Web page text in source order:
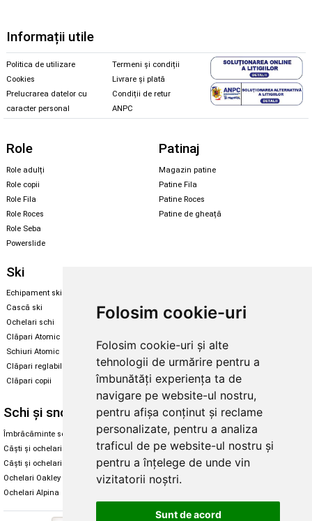
Folosim cookie-uri
Folosim cookie-uri și alte
tehnologii de urmărire pentru a
îmbunătăți experiența ta de
navigare pe website-ul nostru,
pentru afișa conținut și reclame
personalizate, pentru a analiza
traficul de pe website-ul nostru și
pentru a înțelege de unde vin
vizitatorii noștri.
Sunt de acord
Informații utile
Politica de utilizare
Cookies
Prelucrarea datelor cu
caracter personal
Termeni și condiții
Livrare și plată
Condiții de retur
ANPC
Role
Role adulți
Role copii
Role Fila
Role Roces
Role Seba
Powerslide
Patinaj
Magazin patine
Patine Fila
Patine Roces
Patine de gheață
Ski
Echipament ski
Cască ski
Ochelari schi
Clăpari Atomic
Schiuri Atomic
Clăpari reglabili
Clăpari copii
Echipament snowboard
Skate & longboard
Santa Cruz
Enuff Skateboards
Schi și snowboard
Îmbrăcăminte schi și snowboard
Căști și ochelari de iarnă
Căști și ochelari Alpina
Ochelari Oakley
Ochelari Alpina
Diverse
Cum aleg rolele
Cum aleg ochelarii
Ochelari de soare Oakley
Ochelari de soare Alpina